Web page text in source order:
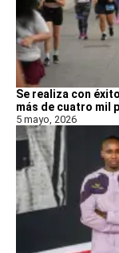
Se realiza con
más de cuatro mil
5 mayo, 2026